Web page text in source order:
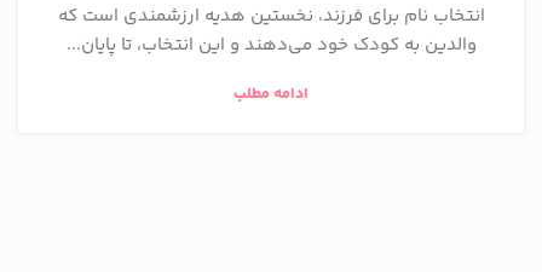
انتخاب نام برای فرزند، نخستین هدیه ارزشمندی است که
والدین به کودک خود می‌دهند و این انتخاب، تا پایان...
ادامه مطلب